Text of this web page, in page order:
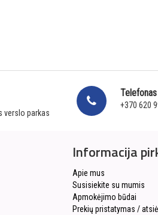
verslo parkas
Telefonas
+370 620
Informacija
Apie mus
Susisiekite su mumis
Apmokėjimo būdai
Prekių pristatymas /